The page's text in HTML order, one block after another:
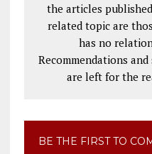
the articles
related topic are
has no
Recommendations
are left for the
BE THE FIRST TO